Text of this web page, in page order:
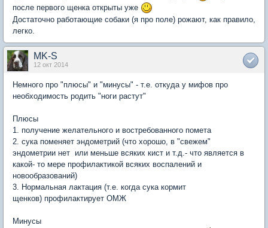
после первого щенка открыты уже
Достаточно работающие собаки (я про поле) рожают, как правило,
легко.
MK-S
12 окт 2014
Немного про "плюсы" и "минусы" - т.е. откуда у мифов про
необходимость родить "ноги растут"
Плюсы
1. получение желательного и востребованного помета
2. сука поменяет эндометрий (что хорошо, в "свежем"
эндометрии нет или меньше всяких кист и т.д.- что является в
какой- то мере профилактикой всяких воспалений и
новообразований)
3. Нормальная лактация (т.е. когда сука кормит
щенков) профилактирует ОМЖ
Минусы